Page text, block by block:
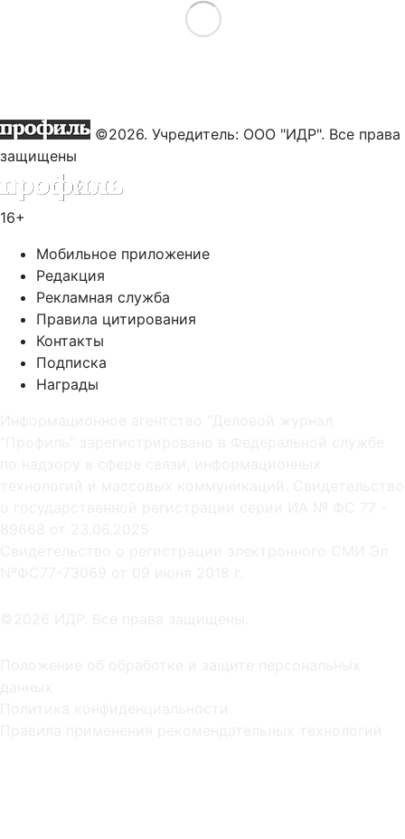
Load More
©2026. Учредитель: ООО "ИДР". Все права
защищены
16+
Мобильное приложение
Редакция
Рекламная служба
Правила цитирования
Контакты
Подписка
Награды